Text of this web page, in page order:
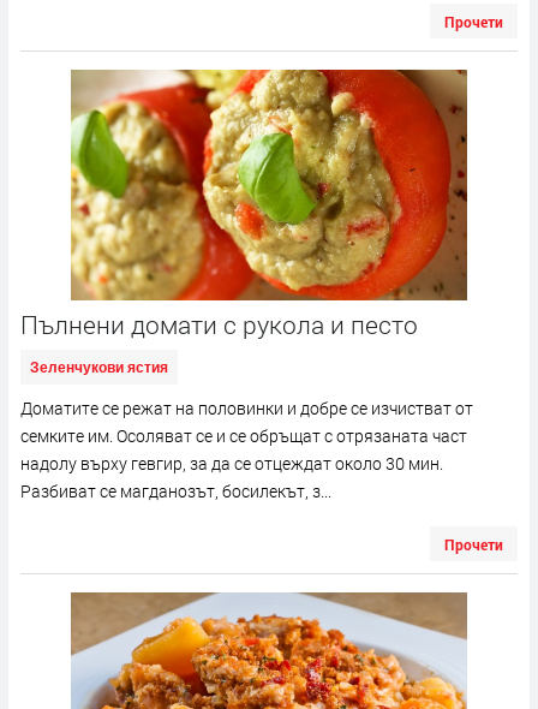
Прочети
Пълнени домати с рукола и песто
Зеленчукови ястия
Доматите се режат на половинки и добре се изчистват от
семките им. Осоляват се и се обръщат с отрязаната част
надолу върху гевгир, за да се отцеждат около 30 мин.
Разбиват се магданозът, босилекът, з...
Прочети